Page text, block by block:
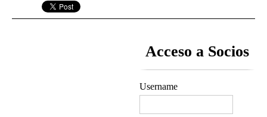
Acceso a Socios
Username